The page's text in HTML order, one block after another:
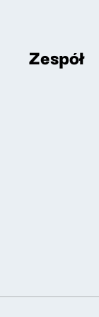
Zespół